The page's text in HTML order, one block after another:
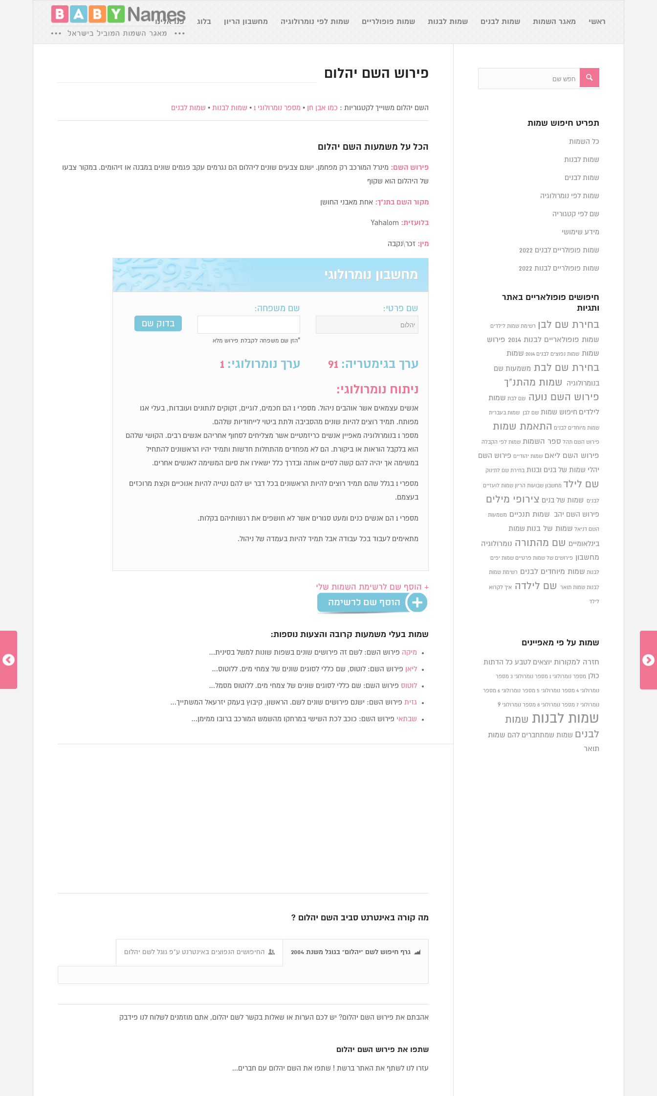
ראשי מאגר השמות שמות לבנים שמות לבנות שמות פופולריים שמות לפי נומרולוגיה מחשבון הריון בלוג פנו אלינו
פירוש השם יהלום
השם יהלום משוייך לקטגוריות : כמו אבן חן • מספר נומרולוגי 1 • שמות לבנות • שמות לבנים
הכל על משמעות השם יהלום
פירוש השם: מינרל המורכב רק מפחמן. ישנם צבעים שונים ליהלום הם נגרמים עקב פגמים שונים במבנה או זיהומים. במקור צבעו
של היהלום הוא שקוף
מקור השם בתנ”ך:אחת מאבני החושן
בלועזית:
מין: זכר\נקבה
מחשבון נומרולוגי
שם פרטי: שם משפחה:
*הזן שם משפחה לקבלת פירוש מלא
ערך בגימטריה: 91 ערך נומרולוגי: 1
ניתוח נומרולוגי:
אנשים עצמאים אשר אוהבים ניהול. מספרי 1 הם חכמים, לוגיים, זקוקים לנתונים ועובדות, בעלי אגו
מפותח. תמיד רוצים להיות שונים מהסביבה ולתת ביטוי לייחודיות שלהם.
מספר 1 בנומרולוגיה מאפיין אנשים כריזמטיים אשר מצליחים לסחוף אחריהם אנשים רבים. הקושי שלהם
הוא בלקבל הוראות או ביקורת. הם לא מפחדים מהתחלות חדשות ותמיד יהיו הראשונים להתחיל
במשימה אך יהיה להם קשה לסיים אותה ובדרך כלל ישאירו את סיום המשימה לאנשים אחרים.
מספרי 1 בגלל שהם תמיד רוצים להיות הראשונים בכל דבר יש להם נטייה להיות אנוכיים וקצת מרוכזים
בעצמם.
מספרי 1 הם אנשים כנים ומעט סגורים אשר לא חושפים את רגשותיהם בקלות.
מתאימים לעבוד בכל עבודה אבל תמיד להיות בעמדה של ניהול.
+ הוסף שם לרשימת השמות שלי
שמות בעלי משמעות קרובה והצעות נוספות:
מיקה פירוש השם: לשם זה פירושים שונים בשפות שונות למשל בסינית…
ליאן פירוש השם: לוטוס, שם כללי לסוגים שונים של צמחי מים. ללוטוס…
לוטוס פירוש השם: שם כללי לסוגים שונים של צמחי מים. ללוטוס מסמל…
גזית פירוש השם: ישנם פירושים שונים לשם. הראשון, קיבוץ בעמק יזרעאל המשתייך…
שבתאי פירוש השם: כוכב לכת השישי במרחקו מהשמש המורכב ברובו ממימן…
מה קורה באינטרנט סביב השם יהלום ?
גרף חיפוש לשם "יהלום" בגוגל משנת 2004 החיפושים הנפוצים באינטרנט ע"פ גוגל לשם יהלום
אהבתם את פירוש השם יהלום? יש לכם הערות או שאלות בקשר לשם יהלום, אתם מוזמנים לשלוח לנו פידבק
שתפו את פירוש השם יהלום
עזרו לנו לשתף את האתר ברשת ! שתפו את השם יהלום עם חברים...
תפריט חיפוש שמות
כל השמות
שמות לבנות
שמות לבנים
שמות לפי נומרולוגיה
שם לפי קטגוריה
מידע שימושי
שמות פופולריים לבנים 2022
שמות פופולריים לבנות 2022
חיפושים פופולאריים באתר
ותגיות
בחירת שם לבן רשימת שמות לילדים
שמות פופולאריים לבנות 2014 פירוש
שמות שמות נפוצים לבנים 2014 שמות
בחירת שם לבת משמעות שם
בנומרולוגיה
שמות מהתנ"ך
פירוש השם נועה
שם לבת שמות
לילדים חיפוש שמות שם לבן שמות בעברית
שמות מיוחדים לבנים התאמת שמות
פירוש השם תהל ספר השמות שמות לפי הקבלה
פירוש השם ליאם שמות יהודיים פירוש השם
יהלי שמות של בנים ובנות בחירת שם לתינוק
שם לילד מחשבון שבועות הריון שמות לועזיים
לבנים שמות של בנים צירופי מילים
פירוש השם יהב שמות תנכיים משמעות
השם דניאל שמות של בנות שמות
בינלאומיים שם מהתורה נומרולוגיה
מחשבון פירושים של שמות פרטיים שמות יפים
לבנות שמות מיוחדים לבנים רשימת שמות
לבנות שמות תואר שם לילדה איך לקרוא
לילד
שמות על פי מאפיינים
חזרה למקורות יוצאים לטבע כל הדתות
כולן מספר נומרולוגי 1 מספר נומרולוגי 3 מספר
נומרולוגי 4 מספר נומרולוגי 5 מספר נומרולוגי 6 מספר
נומרולוגי 7 מספר נומרולוגי 8 מספר נומרולוגי9
שמות לבנות שמות
לבנים
שמות שמתחברים להם שמות
תואר